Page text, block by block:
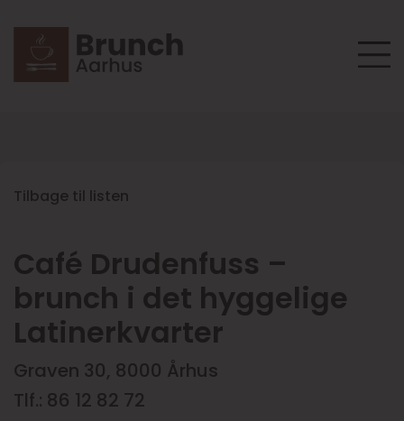
Tilbage til listen
Café Drudenfuss –
brunch i det hyggelige
Latinerkvarter
Graven 30, 8000 Århus
Tlf.: 86 12 82 72